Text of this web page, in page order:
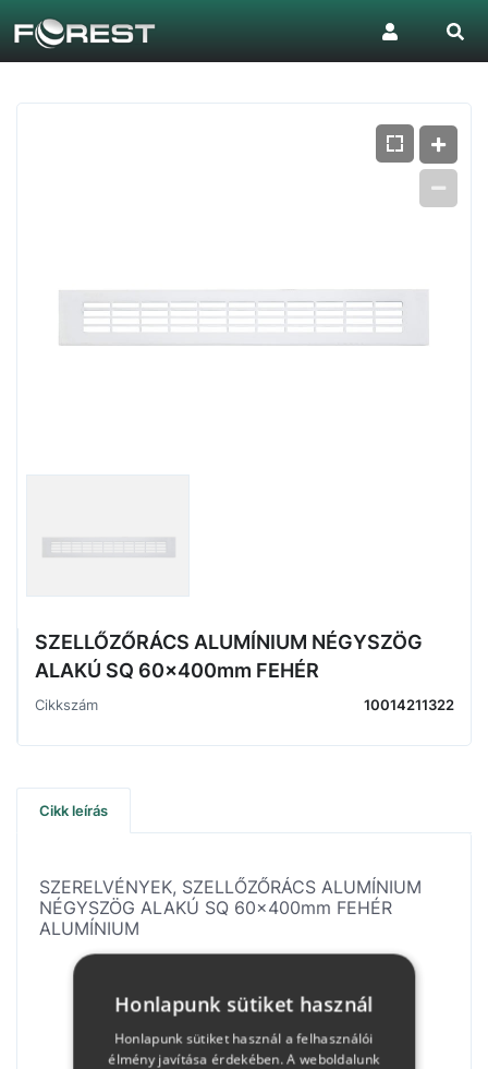
SZELLŐZŐRÁCS ALUMÍNIUM NÉGYSZÖG
ALAKÚ SQ 60x400mm FEHÉR
Cikkszám 10014211322
Cikk leírás
SZERELVÉNYEK, SZELLŐZŐRÁCS ALUMÍNIUM
NÉGYSZÖG ALAKÚ SQ 60x400mm FEHÉR
ALUMÍNIUM
Honlapunk sütiket használ
Honlapunk sütiket használ a felhasználói
élmény javítása érdekében. A weboldalunk